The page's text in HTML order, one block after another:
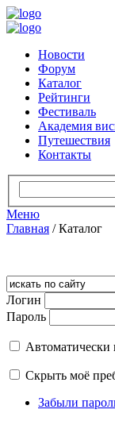
Новости
Форум
Каталог
Рейтинги
Фестиваль
Академия
Путешествия
Контакты
Меню
Главная /Каталог
Логин
Пароль
Скрыть моё
Забыли